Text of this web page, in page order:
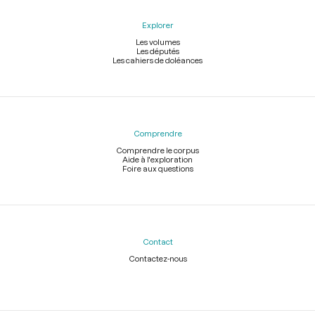
Explorer
Les volumes
Les députés
Les cahiers de doléances
Comprendre
Comprendre le corpus
Aide à l'exploration
Foire aux questions
Contact
Contactez-nous
Légal